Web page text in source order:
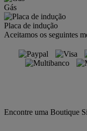
Gás
Placa de indução
Aceitamos os seguintes
Encontre uma Boutique